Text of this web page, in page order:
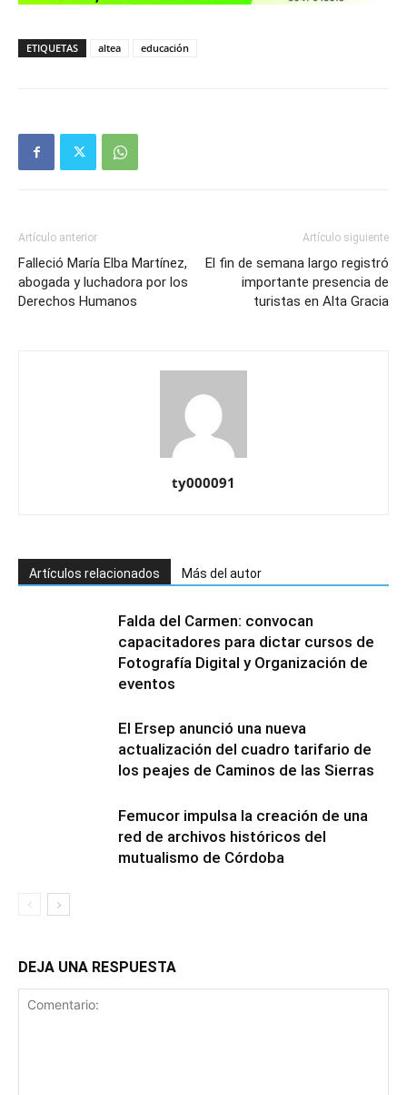
ETIQUETAS altea educación
Artículo anterior
Falleció María Elba Martínez,
abogada y luchadora por los
Derechos Humanos
Artículo siguiente
El fin de semana largo registró
importante presencia de
turistas en Alta Gracia
ty000091
Artículos relacionados Más del autor
Falda del Carmen: convocan
capacitadores para dictar cursos de
Fotografía Digital y Organización de
eventos
El Ersep anunció una nueva
actualización del cuadro tarifario de
los peajes de Caminos de las Sierras
Femucor impulsa la creación de una
red de archivos históricos del
mutualismo de Córdoba
DEJA UNA RESPUESTA